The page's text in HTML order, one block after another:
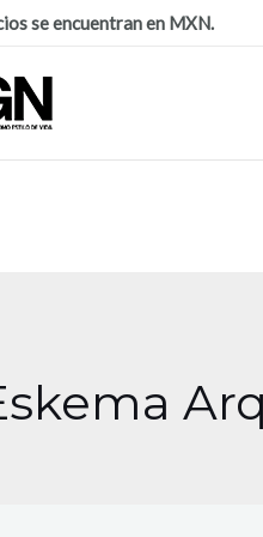
se encuentran en MXN.